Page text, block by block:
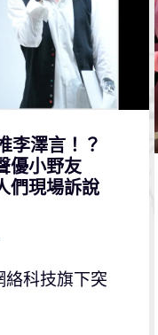
李澤言！？
優小野友
們現場訴說
絡科技旗下突